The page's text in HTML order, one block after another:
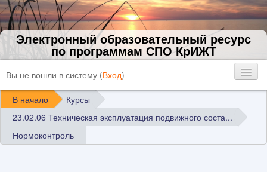
Электронный образовательный ресурс
по программам СПО КрИЖТ
Вы не вошли в систему (Вход)
В начало
Курсы
23.02.06 Техническая эксплуатация подвижного соста...
Нормоконтроль